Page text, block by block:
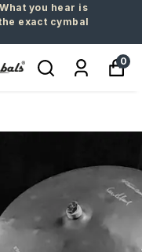
you hear is
exact cymbal
0